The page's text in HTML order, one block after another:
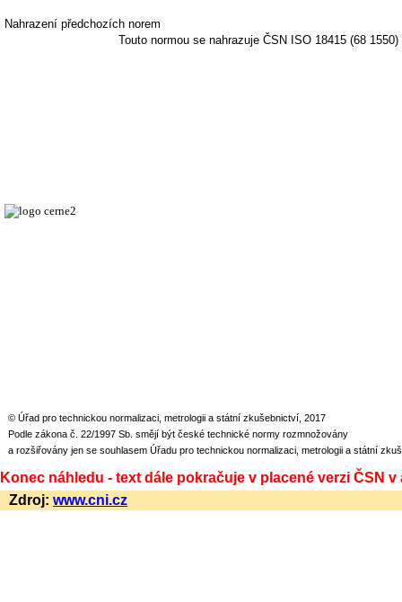
Nahrazení předchozích norem
Touto normou se nahrazuje ČSN ISO 18415 (68
© Úřad pro technickou normalizaci, metrologii a státní zkušebnictví, 2017
Podle zákona č. 22/1997 Sb. smějí být české technické normy rozmnožovány
a rozšiřovány jen se souhlasem Úřadu pro technickou normalizaci, metrologii a státní
Konec náhledu - text dále pokračuje v placené verzi ČSN
Zdroj: www.cni.cz